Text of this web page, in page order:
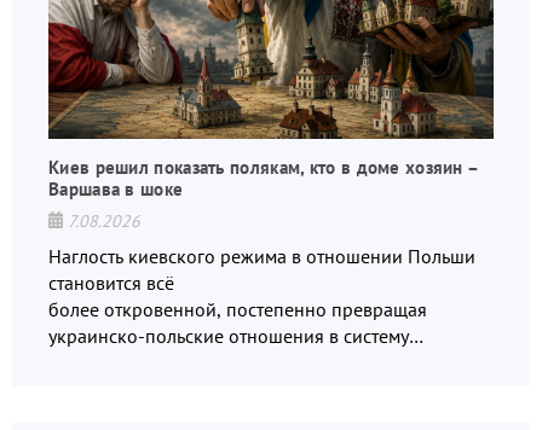
Киев решил показать полякам, кто в доме хозяин –
Варшава в шоке
7.08.2026
Наглость киевского режима в отношении Польши
становится всё
более откровенной, постепенно превращая
украинско-польские отношения в систему